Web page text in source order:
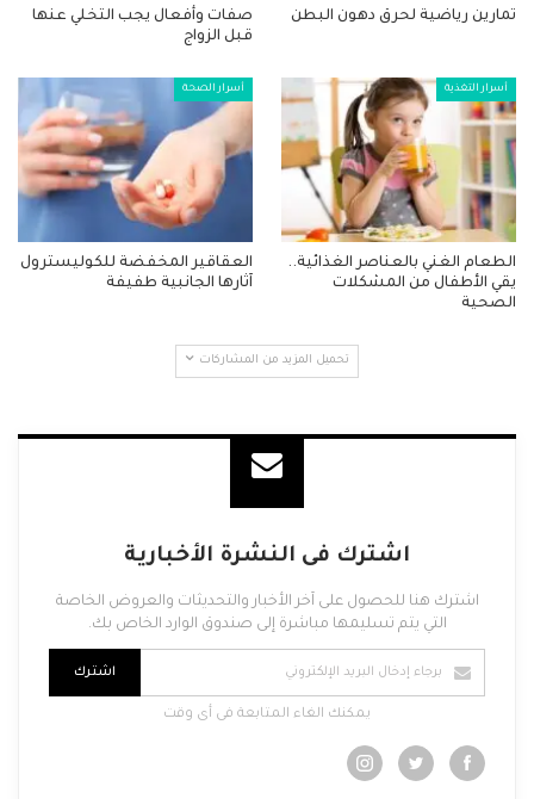
تمارين رياضية لحرق دهون البطن
صفات وأفعال يجب التخلي عنها
قبل الزواج
أسرار التغذية
الطعام الغني بالعناصر الغذائية..
يقي الأطفال من المشكلات
الصحية
أسرار الصحة
العقاقير المخفضة للكوليسترول
آثارها الجانبية طفيفة
تحميل المزيد من المشاركات
اشترك فى النشرة الأخبارية
اشترك هنا للحصول على آخر الأخبار والتحديثات والعروض الخاصة
التي يتم تسليمها مباشرة إلى صندوق الوارد الخاص بك.
اشترك
يمكنك الغاء المتابعة فى أى وقت